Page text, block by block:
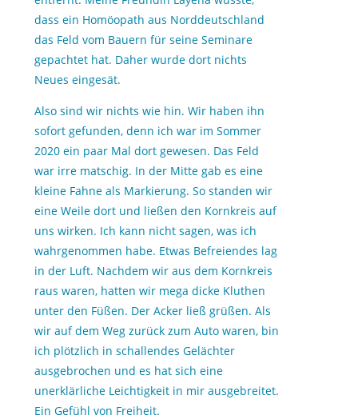
dass ein Homöopath aus Norddeutschland
das Feld vom Bauern für seine Seminare
gepachtet hat. Daher wurde dort nichts
Neues eingesät.
Also sind wir nichts wie hin. Wir haben ihn
sofort gefunden, denn ich war im Sommer
2020 ein paar Mal dort gewesen. Das Feld
war irre matschig. In der Mitte gab es eine
kleine Fahne als Markierung. So standen wir
eine Weile dort und ließen den Kornkreis auf
uns wirken. Ich kann nicht sagen, was ich
wahrgenommen habe. Etwas Befreiendes lag
in der Luft. Nachdem wir aus dem Kornkreis
raus waren, hatten wir mega dicke Kluthen
unter den Füßen. Der Acker ließ grüßen. Als
wir auf dem Weg zurück zum Auto waren, bin
ich plötzlich in schallendes Gelächter
ausgebrochen und es hat sich eine
unerklärliche Leichtigkeit in mir ausgebreitet.
Ein Gefühl von Freiheit.